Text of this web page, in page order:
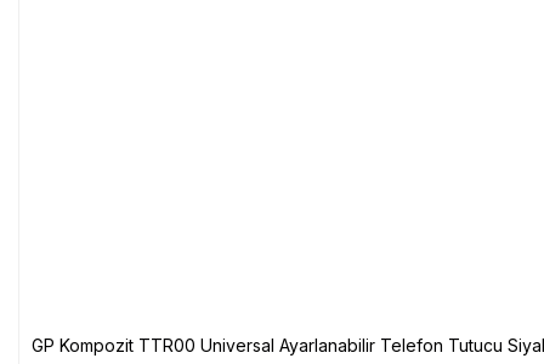
GP Kompozit TTR00 Universal Ayarlanabilir Telefon Tutucu